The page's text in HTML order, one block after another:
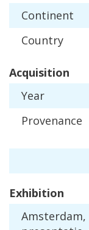
Continent
Country
Acquisition
Year
Provenance
Exhibition
Amsterdam,